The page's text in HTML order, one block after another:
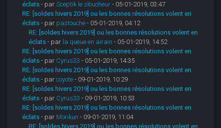
éclats - parSceptik le sloucheur - 05-01-2019, 03:47
RE: [soldes hivers 2019] ou les bonnes résolutions volent en
éclats - par pastouche - 05-01-2019, 04:12
RE: [soldes hivers 2019] ou les bonnes résolutions volent en
éclats - par la queue en airain - 05-01-2019, 14:52
RE: [soldes hivers 2019] ou les bonnes résolutions volent en
éclats - par Cyrus33 - 05-01-2019, 14:35
RE: [soldes hivers 2019] ou les bonnes résolutions volent en
éclats - parcoyote - 09-01-2019, 10:29
RE: [soldes hivers 2019] ou les bonnes résolutions volent en
éclats - par Cyrus33 - 09-01-2019, 10:53
RE: [soldes hivers 2019] ou les bonnes résolutions volent en
éclats - par Morikun - 09-01-2019, 11:04
RE: [soldes hivers 2019] ou les bonnes résolutions volent en